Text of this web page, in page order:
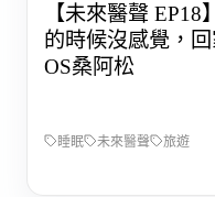
【未來醫聲
的時候沒感覺，
OS桑阿松
睡眠 未來醫聲 旅遊